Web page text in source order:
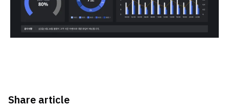
Share article